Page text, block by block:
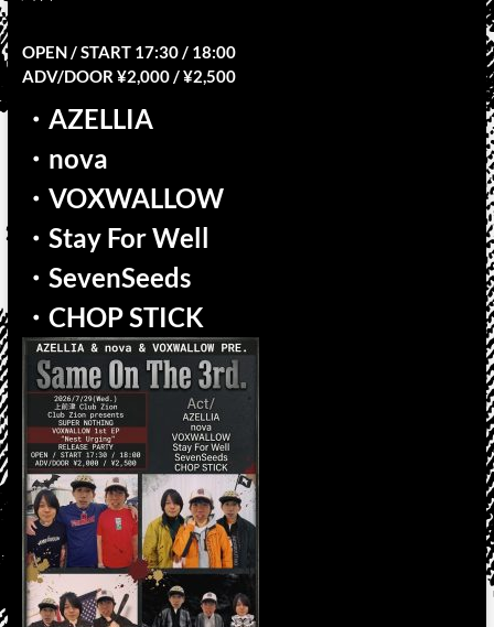
OPEN / START 17:30 / 18:00
ADV/DOOR ¥2,000 / ¥2,500
・AZELLIA
・nova
・VOXWALLOW
・Stay For Well
・SevenSeeds
・CHOP STICK